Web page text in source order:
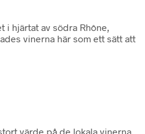
i hjärtat av södra Rhône,
vinerna här som ett sätt att
värde på de lokala vinerna